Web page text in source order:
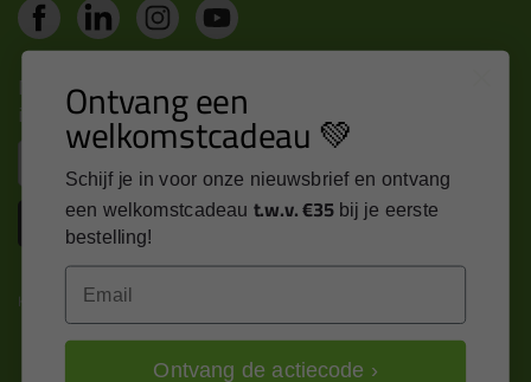
Nieuws, tips en exclusieve deals rechtstreeks in je
inbox
Inschrijven
Kitcentrum is trots op:
Ontvang een
welkomstcadeau 💚
Schijf je in voor onze nieuwsbrief en ontvang
een welkomstcadeau t.w.v. €35 bij je eerste
bestelling!
Email
Ontvang de actiecode ›